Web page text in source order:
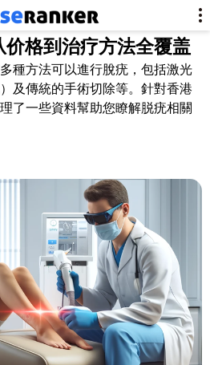
格到治疗方法全覆盖
種方法可以進行脫疣，包括激光
及傳統的手術切除等。針對香港
了一些資料幫助您瞭解脱疣相關